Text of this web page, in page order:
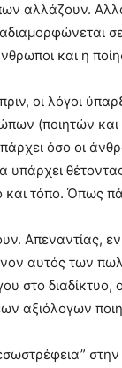
αλλάζουν.
και η
οι λόγοι
(ποιητών
όσο οι
υπάρχει
και τόπο. Όπως
Απεναντίας,
αυτός των
στο διαδίκτυο,
αξιόλογων